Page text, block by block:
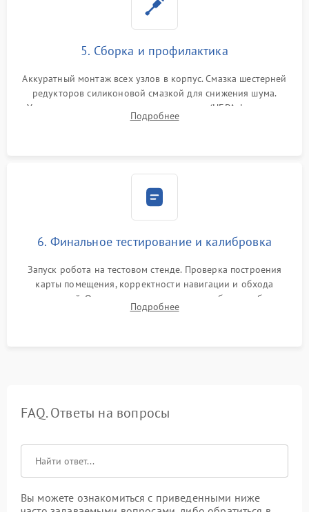
5. Сборка и профилактика
Аккуратный монтаж всех узлов в корпус. Смазка шестерней
редукторов силиконовой смазкой для снижения шума.
Установка новых расходных материалов (HEPA-фильтров,
микрофибры, щеток). Надежная фиксация разъемов и
Подробнее
6. Финальное тестирование и калибровка
Запуск робота на тестовом стенде. Проверка построения
карты помещения, корректности навигации и обхода
препятствий. Оценка силы всасывания и работы турбины.
Тестирование автоматического возврата на док-станцию и
Подробнее
FAQ. Ответы на вопросы
Вы можете ознакомиться с приведенными ниже